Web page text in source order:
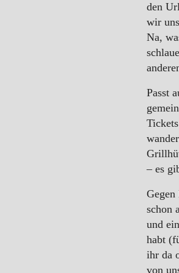
den
wir
Na,
Passt
– es
schon
und
habt
ihr da
von